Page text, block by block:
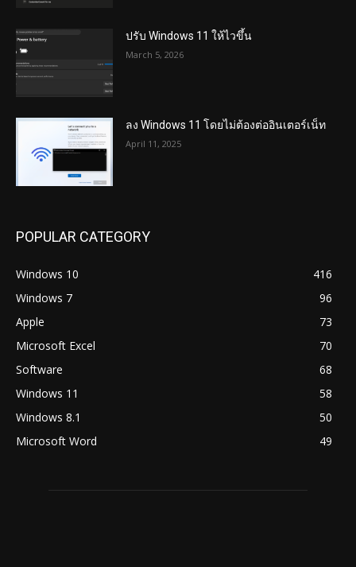
ปรับ Windows 11 ให้ไวขึ้น
March 5, 2026
ลง Windows 11 โดยไม่ต้องต่ออินเตอร์เน็ท
April 11, 2025
POPULAR CATEGORY
Windows 10
416
Windows 7
96
Apple
73
Microsoft Excel
70
Software
68
Windows 11
58
Windows 8.1
50
Microsoft Word
49